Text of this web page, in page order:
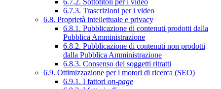
6.7.2. Sottotitoli per i video
6.7.3. Trascrizioni per i video
6.8. Proprietà intellettuale e privacy
6.8.1. Pubblicazione di contenuti prodotti dalla
Pubblica Amministrazione
6.8.2. Pubblicazione di contenuti non prodotti
dalla Pubblica Amministrazione
6.8.3. Consenso dei soggetti ritratti
6.9. Ottimizzazione per i motori di ricerca (SEO)
6.9.1. I fattori on-page